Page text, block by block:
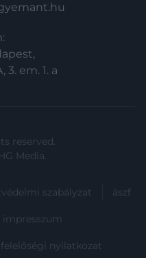
3. em. 1. a
reserved.
HG Media.
szabályzat ászf
impresszum
nyilatkozat